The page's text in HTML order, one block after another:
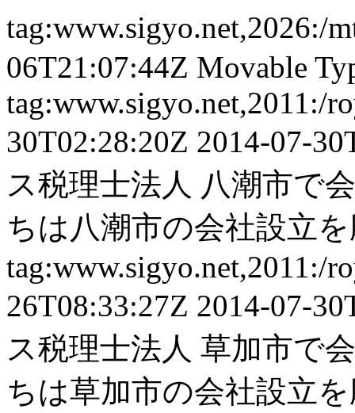
tag:www.sigyo.net,2026:/
06T21:07:44Z Movable
tag:www.sigyo.net,2011:/
30T02:28:20Z 2014-07-
ス税理士法人 八潮市で
ちは八潮市の会社設立
tag:www.sigyo.net,2011:/
26T08:33:27Z 2014-07-
ス税理士法人 草加市で
ちは草加市の会社設立